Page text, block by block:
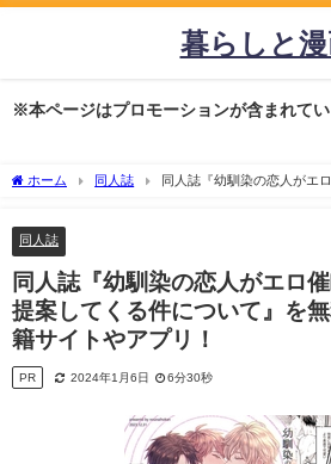
暮らしと
※本ページはプロモーションが含まれて
ホーム 同人誌
同人誌『幼馴染の恋人がエ
同人誌
同人誌『幼馴染の恋人がエロ
提案してくる件について』を
籍サイトやアプリ！
PR 2024年1月6日 6分30秒